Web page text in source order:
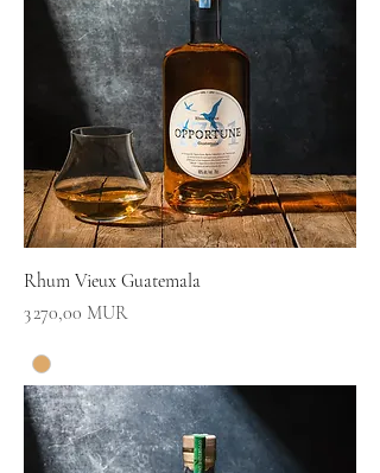
Rhum Vieux Guatemala
Prix
3 270,00 MUR